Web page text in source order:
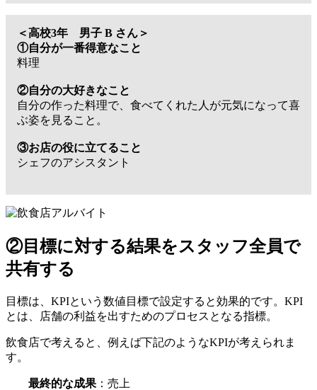
＜高校3年 男子 B さん＞
①自分が一番得意なこと
料理
②自分の大好きなこと
自分の作った料理で、食べてくれた人が元気になって喜
ぶ姿を見ること。
③お店の役に立てること
シェフのアシスタント
②目標に対する結果をスタッフ全員で
共有する
目標は、KPIという数値目標で設定すると効果的です。KPI
とは、店舗の利益を出すためのプロセスとなる指標。
飲食店で考えると、例えば下記のようなKPIが考えられま
す。
最終的な成果 ：売上